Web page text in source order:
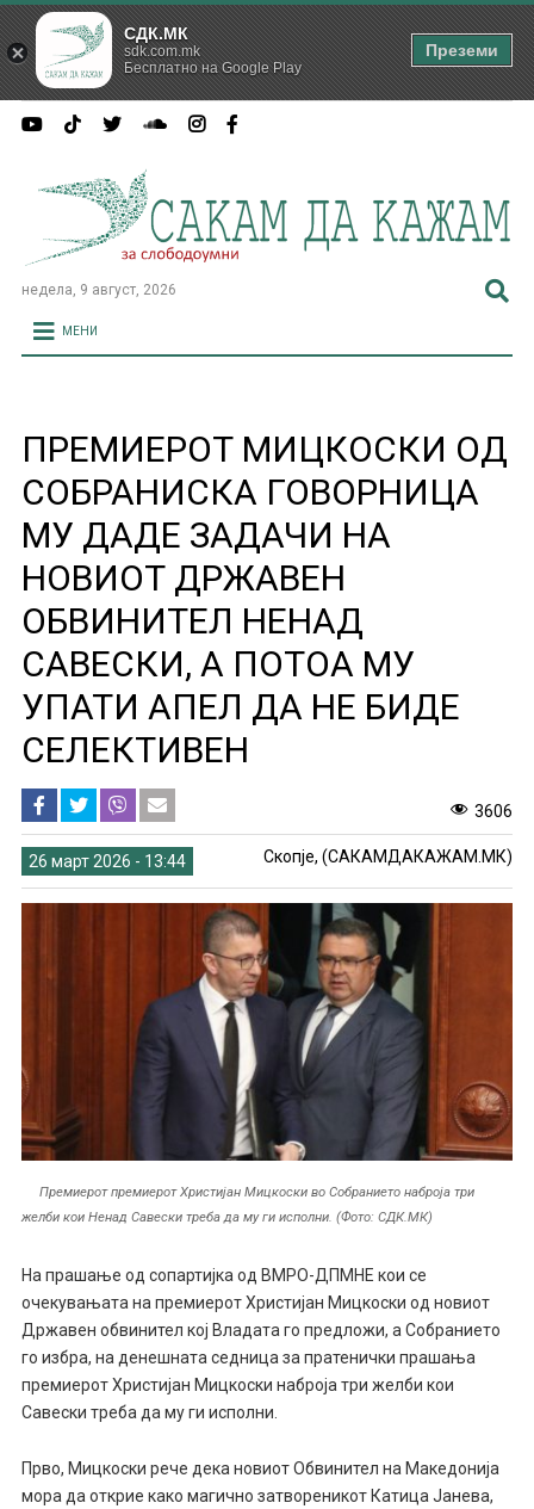
недела, 9 август, 2026
МЕНИ
ПРЕМИЕРОТ МИЦКОСКИ ОД
СОБРАНИСКА ГОВОРНИЦА
МУ ДАДЕ ЗАДАЧИ НА
НОВИОТ ДРЖАВЕН
ОБВИНИТЕЛ НЕНАД
САВЕСКИ, А ПОТОА МУ
УПАТИ АПЕЛ ДА НЕ БИДЕ
СЕЛЕКТИВЕН
3606
26 март 2026 - 13:44 Скопје, (САКАМДАКАЖАМ.МК)
Премиерот премиерот Христијан Мицкоски во Собранието наброја три
желби кои Ненад Савески треба да му ги исполни. (Фото: СДК.МК)
На прашање од сопартијка од ВМРО-ДПМНЕ кои се
очекувањата на премиерот Христијан Мицкоски од новиот
Државен обвинител кој Владата го предложи, а Собранието
го избра, на денешната седница за пратенички прашања
премиерот Христијан Мицкоски наброја три желби кои
Савески треба да му ги исполни.
Прво, Мицкоски рече дека новиот Обвинител на Македонија
мора да открие како магично затвореникот Катица Јанева,
СДК.МК
sdk.com.mk
Бесплатно на Google Play
Преземи